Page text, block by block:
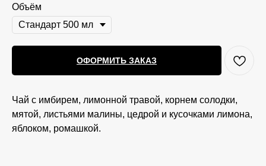
Объём
ОФОРМИТЬ ЗАКАЗ
Чай с имбирем, лимонной травой, корнем солодки,
мятой, листьями малины, цедрой и кусочками лимона,
яблоком, ромашкой.